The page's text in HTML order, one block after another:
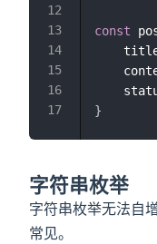
const
}
字符串枚举
字符串枚举无法自
常见。